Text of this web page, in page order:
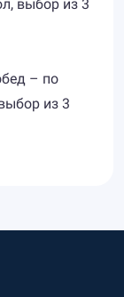
выбор из 3
– по
из 3